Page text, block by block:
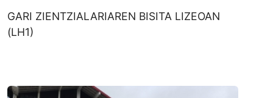
GARI ZIENTZIALARIAREN BISITA LIZEOAN
(LH1)